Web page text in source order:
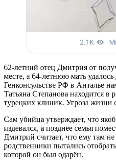
62-летний отец Дмитрия от
месте, а 64-летнюю мать
Генконсульстве РФ в Анталье
Татьяна Степанова находится в
турецких клиник. Угроза жизни
Сам убийца утверждает, что
издевался, а позднее семья
Дмитрий считает, что ему там
родственники пытались
которой он был одарён.